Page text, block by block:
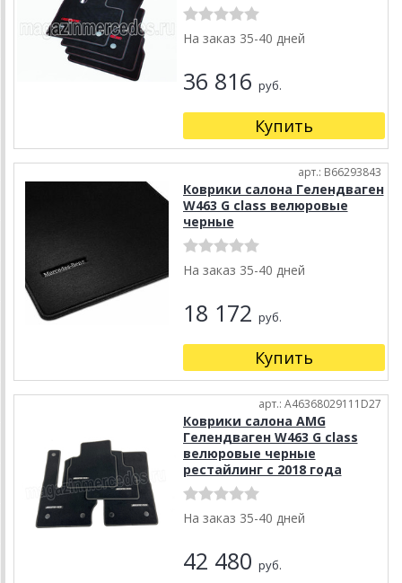
На заказ 35-40 дней
36 816 руб.
Купить
арт.: B66293843
Коврики салона Гелендваген
W463 G class велюровые
черные
На заказ 35-40 дней
18 172 руб.
Купить
арт.: A46368029111D27
Коврики салона AMG
Гелендваген W463 G class
велюровые черные
рестайлинг с 2018 года
На заказ 35-40 дней
42 480 руб.